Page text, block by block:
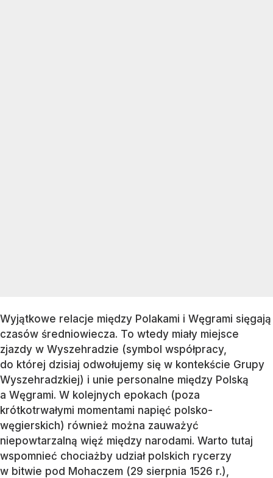
Wyjątkowe relacje między Polakami i Węgrami sięgają
czasów średniowiecza. To wtedy miały miejsce
zjazdy w Wyszehradzie (symbol współpracy,
do której dzisiaj odwołujemy się w kontekście Grupy
Wyszehradzkiej) i unie personalne między Polską
a Węgrami. W kolejnych epokach (poza
krótkotrwałymi momentami napięć polsko-
węgierskich) również można zauważyć
niepowtarzalną więź między narodami. Warto tutaj
wspomnieć chociażby udział polskich rycerzy
w bitwie pod Mohaczem (29 sierpnia 1526 r.),